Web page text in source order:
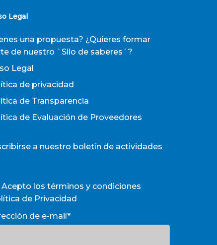
Legal
una propuesta? ¿Quieres formar
de nuestro `Silo de saberes´?
Legal
de privacidad
de Transparencia
de Evaluación de Proveedores
a nuestro boletín de actividades
Acepto los términos y condiciones
de Privacidad
de e-mail*